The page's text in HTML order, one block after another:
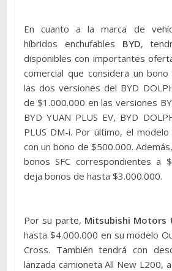
En cuanto a la marca de
híbridos enchufables BYD,
disponibles con importantes
comercial que considera un
las dos versiones del BYD
de $1.000.000 en las versiones
BYD YUAN PLUS EV, BYD
PLUS DM-i. Por último, el
con un bono de $500.000.
bonos SFC correspondientes a
deja bonos de hasta $3.000.000.
Por su parte, Mitsubishi Motors
hasta $4.000.000 en su modelo
Cross. También tendrá con
lanzada camioneta All New L200,